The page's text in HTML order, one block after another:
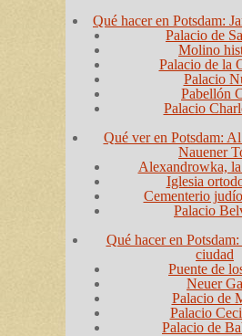
Qué hacer en Potsdam:
Palacio de
Molino
Palacio de la
Palacio
Pabellón
Palacio
Qué ver en Potsdam:
Nauener
Alexandrowka,
Iglesia
Cementerio
Palacio
Qué hacer en
ciudad
Puente de
Neuer
Palacio de
Palacio
Palacio de